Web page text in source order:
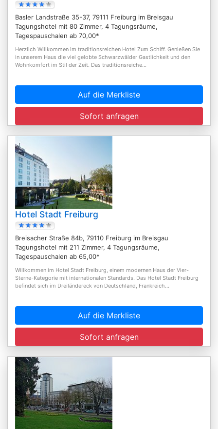
Basler Landstraße 35-37, 79111 Freiburg im Breisgau
Tagungshotel mit 80 Zimmer, 4 Tagungsräume,
Tagespauschalen ab 70,00*
Herzlich Willkommen im traditionsreichen Hotel Zum Schiff. Genießen Sie
in unserem Haus die viel gelobte Schwarzwälder Gastlichkeit und den
Wohnkomfort im Stil der Zeit. Das traditionsreiche...
Auf die Merkliste
Sofort anfragen
Hotel Stadt Freiburg
Breisacher Straße 84b, 79110 Freiburg im Breisgau
Tagungshotel mit 211 Zimmer, 4 Tagungsräume,
Tagespauschalen ab 65,00*
Willkommen im Hotel Stadt Freiburg, einem modernen Haus der Vier-
Sterne-Kategorie mit internationalen Standards. Das Hotel Stadt Freiburg
befindet sich im Dreiländereck von Deutschland, Frankreich...
Auf die Merkliste
Sofort anfragen